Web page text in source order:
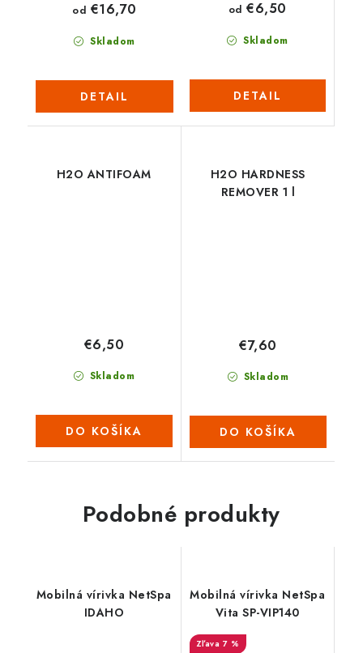
Skladom
od €16,70
DETAIL
Skladom
od €6,50
DETAIL
H2O ANTIFOAM
Skladom
€6,50
DO KOŠÍKA
H2O HARDNESS
REMOVER 1 l
Skladom
€7,60
DO KOŠÍKA
Podobné produkty
Mobilná vírivka NetSpa
IDAHO
Mobilná vírivka NetSpa
Vita SP-VIP140
7 %